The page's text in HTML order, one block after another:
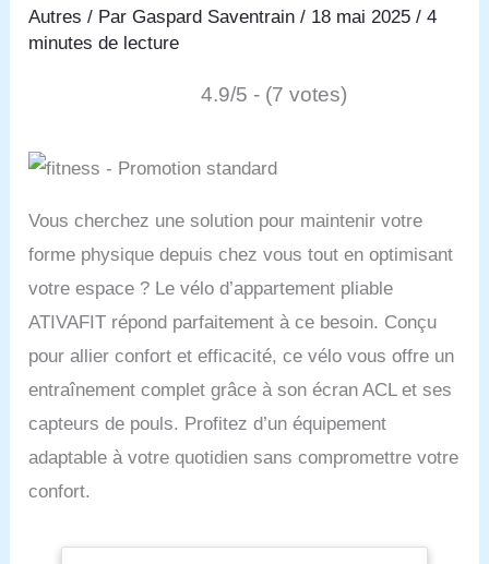
Autres / ParGaspard Saventrain/ 18 mai 2025/4
minutes de lecture
4.9/5 - (7 votes)
Vous cherchez une solution pour maintenir votre
forme physique depuis chez vous tout en optimisant
votre espace ? Le vélo d’appartement pliable
ATIVAFIT répond parfaitement à ce besoin. Conçu
pour allier confort et efficacité, ce vélo vous offre un
entraînement complet grâce à son écran ACL et ses
capteurs de pouls. Profitez d’un équipement
adaptable à votre quotidien sans compromettre votre
confort.